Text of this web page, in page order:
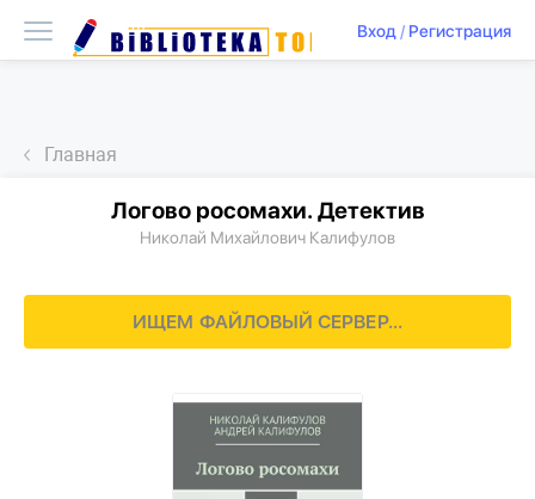
Вход/ Регистрация
Главная
Логово росомахи. Детектив
Николай Михайлович Калифулов
ИЩЕМ ФАЙЛОВЫЙ СЕРВЕР...